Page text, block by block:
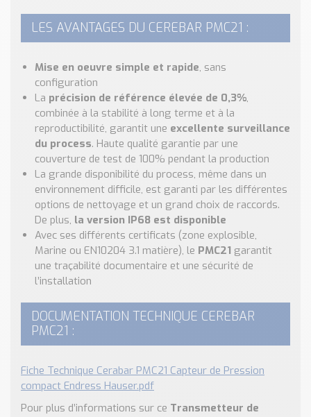
LES AVANTAGES DU CEREBAR PMC21 :
Mise en oeuvre simple et rapide, sans
configuration
La précision de référence élevée de 0,3%,
combinée à la stabilité à long terme et à la
reproductibilité, garantit une excellente surveillance
du process. Haute qualité garantie par une
couverture de test de 100% pendant la production
La grande disponibilité du process, même dans un
environnement difficile, est garanti par les différentes
options de nettoyage et un grand choix de raccords.
De plus, la version IP68 est disponible
Avec ses différents certificats (zone explosible,
Marine ou EN10204 3.1 matière), le PMC21 garantit
une traçabilité documentaire et une sécurité de
l’installation
DOCUMENTATION TECHNIQUE CEREBAR
PMC21 :
Fiche Technique Cerabar PMC21 Capteur de Pression
compact Endress Hauser.pdf
Pour plus d’informations sur ce Transmetteur de